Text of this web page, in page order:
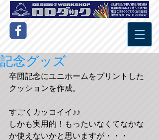
記念グッズ
卒団記念にユニホームをプリントした
クッションを作成。
すごくカッコイイ♪♪
しかも実用的！もったいなくてなかな
か使えないかと思いますが・・・